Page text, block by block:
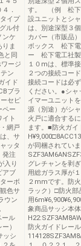
．
イプ
ル付
ンケ
ま
と同
ージ
ン
イド
ブラ
セピ
ペー
ト
網戸
、サ
ッタ
発注
入り
アブ
ーボ
色サ
ウン
ール
）
ッシ
す。 （例 松下
設ユニットとシ
は、別途深型３
カバー（市販品
ボックス 松下
ー 松下電工社
１０mは、標準
２つの接続コー
接続コードは必
ください。●シ
イマーユニット
源（別途）がシ
火戸に適合する
ます。■防火ガイ
が同梱されてい
グレチャンを剥
用総ガラス厚が
２mmです。防
ラック）□防火
用
象商品サッシ本
防火ガイドレー